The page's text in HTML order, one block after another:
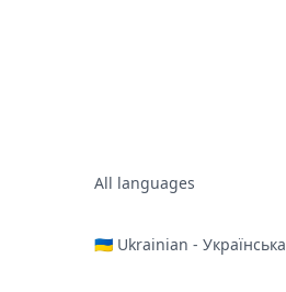
All languages
🇺🇦 Ukrainian - Українська